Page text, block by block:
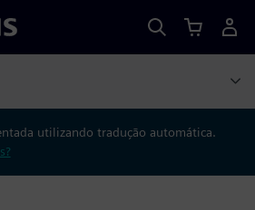
utilizando tradução automática.